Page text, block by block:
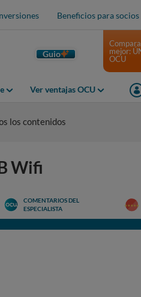
Beneficios para socios
Guio
Ver ventajas OCU
mejor:
OCU
los contenidos
Wifi
COMENTARIOS DEL
ESPECIALISTA